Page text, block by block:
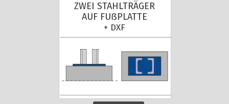
ZWEI STAHLTRÄGER
AUF FUẞPLATTE
+ DXF